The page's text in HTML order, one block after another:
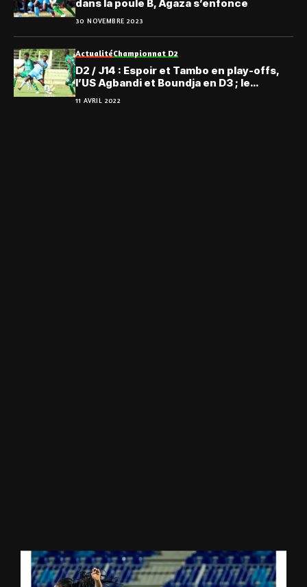
dans la poule B, Agaza s’enfonce
30 NOVEMBRE 2023
ActualitéChampionnat D2
D2 / J14 : Espoir et Tambo en play-offs,
l’US Agbandi et Boundja en D3 ; le
récapitulatif
11 AVRIL 2022